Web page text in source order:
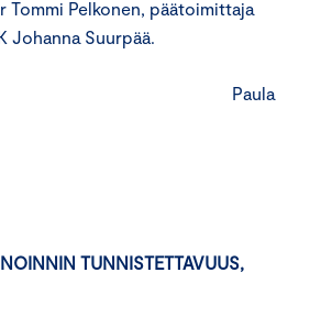
Tommi Pelkonen, päätoimittaja
Johanna Suurpää.
Paula
TUNNISTETTAVUUS,